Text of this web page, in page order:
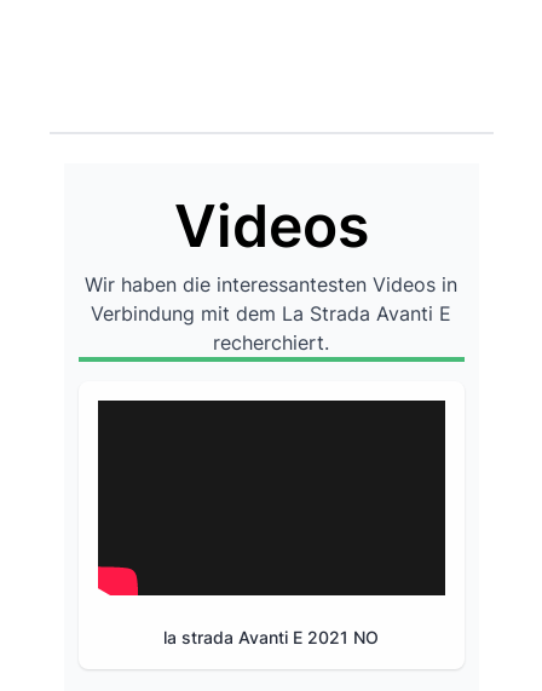
Videos
Wir haben die interessantesten Videos in
Verbindung mit dem La Strada Avanti E
recherchiert.
la strada Avanti E 2021 NO